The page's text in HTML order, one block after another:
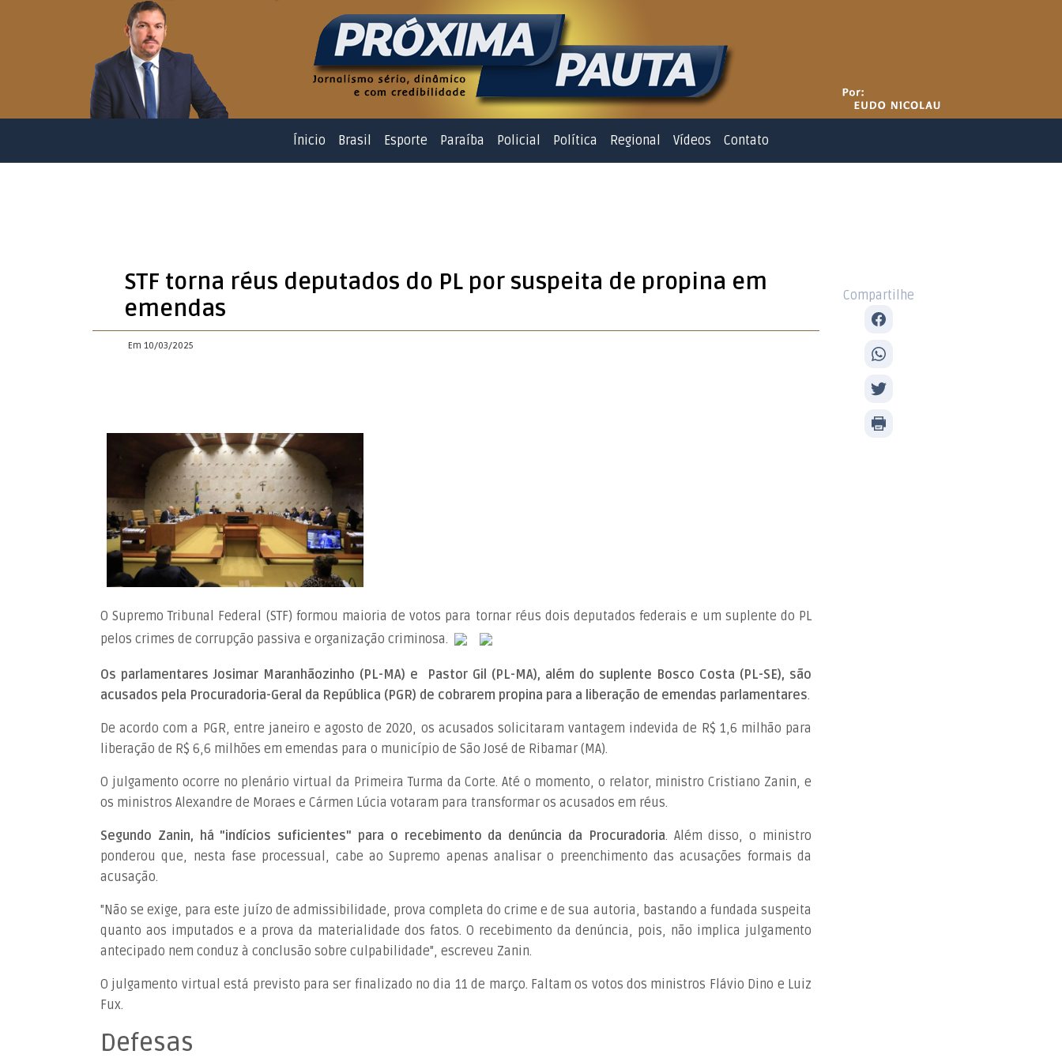
Ínicio Brasil Esporte Paraíba Policial Política Regional Vídeos Contato
STF torna réus deputados do PL por suspeita de propina em
emendas
Em 10/03/2025
O Supremo Tribunal Federal (STF) formou maioria de votos para tornar réus dois deputados federais e um suplente do PL
pelos crimes de corrupção passiva e organização criminosa.
Os parlamentares Josimar Maranhãozinho (PL-MA) e Pastor Gil (PL-MA), além do suplente Bosco Costa (PL-SE), são
acusados pela Procuradoria-Geral da República (PGR) de cobrarem propina para a liberação de emendas parlamentares.
De acordo com a PGR, entre janeiro e agosto de 2020, os acusados solicitaram vantagem indevida de R$ 1,6 milhão para
liberação de R$ 6,6 milhões em emendas para o município de São José de Ribamar (MA).
O julgamento ocorre no plenário virtual da Primeira Turma da Corte. Até o momento, o relator, ministro Cristiano Zanin, e
os ministros Alexandre de Moraes e Cármen Lúcia votaram para transformar os acusados em réus.
Segundo Zanin, há "indícios suficientes" para o recebimento da denúncia da Procuradoria. Além disso, o ministro
ponderou que, nesta fase processual, cabe ao Supremo apenas analisar o preenchimento das acusações formais da
acusação.
"Não se exige, para este juízo de admissibilidade, prova completa do crime e de sua autoria, bastando a fundada suspeita
quanto aos imputados e a prova da materialidade dos fatos. O recebimento da denúncia, pois, não implica julgamento
antecipado nem conduz à conclusão sobre culpabilidade", escreveu Zanin.
O julgamento virtual está previsto para ser finalizado no dia 11 de março. Faltam os votos dos ministros Flávio Dino e Luiz
Fux.
Defesas
Compartilhe